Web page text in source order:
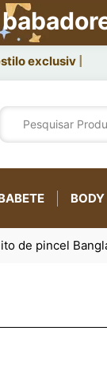
exclusivo.
BODY
de pincel